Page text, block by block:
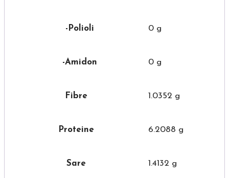
-Polioli 0 g
-Amidon 0 g
Fibre 1.0352 g
Proteine 6.2088 g
Sare 1.4132 g